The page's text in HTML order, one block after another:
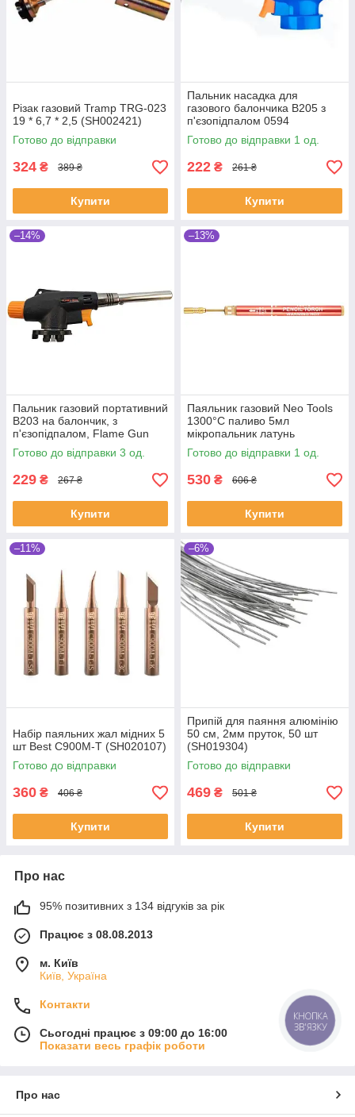
Різак газовий Tramp TRG-023
19 * 6,7 * 2,5 (SH002421)
Готово до відправки
324 ₴ 389 ₴
Купити
Пальник насадка для
газового балончика B205 з
п'єзопідпалом 0594
(SH019145)
Готово до відправки 1 од.
222 ₴ 261 ₴
Купити
–14%
Пальник газовий портативний
B203 на балончик, з
п'єзопідпалом, Flame Gun
(SH019144)
Готово до відправки 3 од.
229 ₴ 267 ₴
Купити
–13%
Паяльник газовий Neo Tools
1300°C паливо 5мл
мікропальник латунь
(SHiz16094)
Готово до відправки 1 од.
530 ₴ 606 ₴
Купити
–11%
Набір паяльних жал мідних 5
шт Best C900M-T (SH020107)
Готово до відправки
360 ₴ 406 ₴
Купити
–6%
Припій для паяння алюмінію
50 см, 2мм пруток, 50 шт
(SH019304)
Готово до відправки
469 ₴ 501 ₴
Купити
Про нас
95% позитивних з 134 відгуків за рік
Працює з 08.08.2013
м. Київ
Київ, Україна
Контакти
Сьогодні працює з 09:00 до 16:00
Показати весь графік роботи
Про нас
КНОПКА
ЗВ'ЯЗКУ